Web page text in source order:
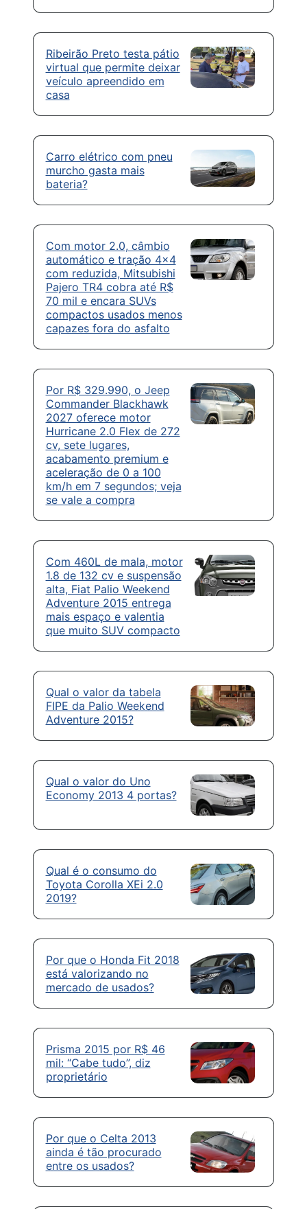
Ribeirão Preto testa pátio
virtual que permite deixar
veículo apreendido em
casa
Carro elétrico com pneu
murcho gasta mais
bateria?
Com motor 2.0, câmbio
automático e tração 4×4
com reduzida, Mitsubishi
Pajero TR4 cobra até R$
70 mil e encara SUVs
compactos usados menos
capazes fora do asfalto
Por R$ 329.990, o Jeep
Commander Blackhawk
2027 oferece motor
Hurricane 2.0 Flex de 272
cv, sete lugares,
acabamento premium e
aceleração de 0 a 100
km/h em 7 segundos; veja
se vale a compra
Com 460L de mala, motor
1.8 de 132 cv e suspensão
alta, Fiat Palio Weekend
Adventure 2015 entrega
mais espaço e valentia
que muito SUV compacto
Qual o valor da tabela
FIPE da Palio Weekend
Adventure 2015?
Qual o valor do Uno
Economy 2013 4 portas?
Qual é o consumo do
Toyota Corolla XEi 2.0
2019?
Por que o Honda Fit 2018
está valorizando no
mercado de usados?
Prisma 2015 por R$ 46
mil: “Cabe tudo”, diz
proprietário
Por que o Celta 2013
ainda é tão procurado
entre os usados?